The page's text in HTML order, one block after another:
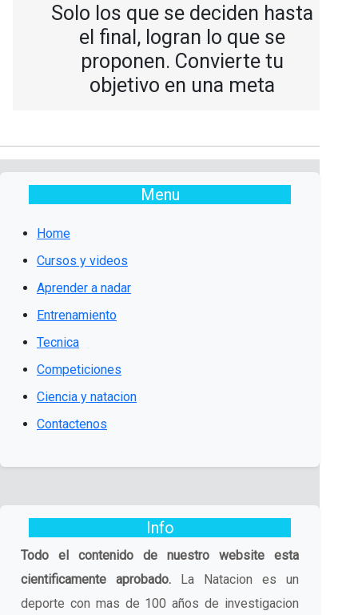
Solo los que se deciden hasta
el final, logran lo que se
proponen. Convierte tu
objetivo en una meta
Menu
Home
Cursos y videos
Aprender a nadar
Entrenamiento
Tecnica
Competiciones
Ciencia y natacion
Contactenos
Info
Todo el contenido de nuestro website esta
cientificamente aprobado. La Natacion es un
deporte con mas de 100 años de investigacion